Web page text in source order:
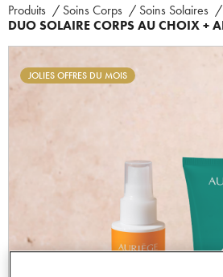
Produits / Soins Corps / Soins Solaires /
DUO SOLAIRE CORPS AU CHOIX +
JOLIES OFFRES DU MOIS